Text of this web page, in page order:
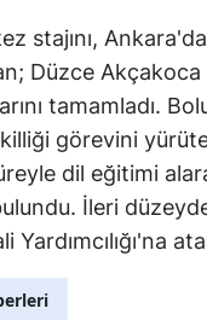
stajını,
Düzce
tamamladı.
görevini
dil eğitimi
İleri